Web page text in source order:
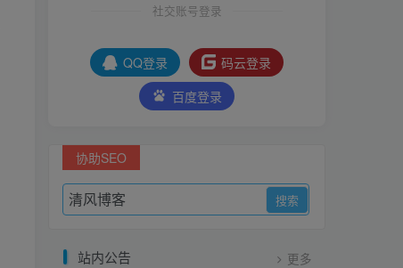
社交账号登录
QQ登录
码云登录
百度登录
协助SEO
站内公告 更多